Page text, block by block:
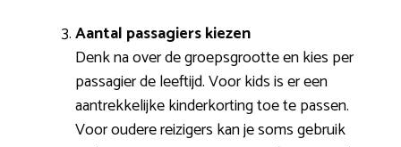
Aantal passagiers kiezen
Denk na over de groepsgrootte en kies per
passagier de leeftijd. Voor kids is er een
aantrekkelijke kinderkorting toe te passen.
Voor oudere reizigers kan je soms gebruik